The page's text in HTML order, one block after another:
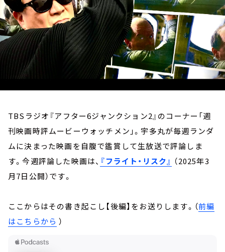
TBSラジオ『アフター6ジャンクション2』のコーナー「週
刊映画時評ムービーウォッチメン」。宇多丸が毎週ランダ
ムに決まった映画を自腹で鑑賞して生放送で評論しま
す。今週評論した映画は、 『フライト・リスク』 （2025年3
月7日公開）です。
ここからはその書き起こし【後編】をお送りします。（前編
はこちらから ）